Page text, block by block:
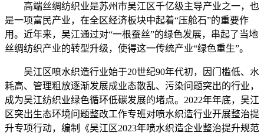
高端丝绸纺织业是苏州市吴江区千亿级主导产业之一，也
是一项富民产业，在全区经济板块中起着“压舱石”的重要作
用。近年来，吴江通过对“一根蚕丝”的绿色发展，串起了当地
丝绸纺织产业的转型升级，使得这一传统产业“绿色重生”。
吴江区喷水织造行业始于20世纪90年代初，因门槛低、水
耗高、管理粗放逐渐发展成业态散乱、污染问题突出的行业，
成为吴江纺织业绿色循环低碳发展的堵点。2022年年底，吴江
区突出生态环境问题整改工作专班对喷水织造行业开展整治提
升专项行动，编制《吴江区2023年喷水织造企业整治提升规范